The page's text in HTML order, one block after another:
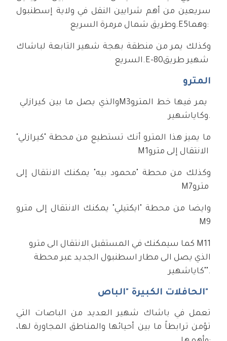
سريعين من أهم شرايين النقل في ولاية إسطنبول
وهما:
E5وطريق شمال مرمرة السريع.
وكذلك يمر من منطقة بهجة شهير التابعة لباشاك
E-80السريع.
المترو
M3
وكاياشهير.
ما يميز هذا المترو أنك تستطيع من محطة "كيرازلي"
M1
وكذلك من محطة "محمود بيه" يمكنك الانتقال إلى
M7
وايضا من محطة "ايكتيلي" يمكنك الانتقال إلى مترو
M9
كما سيمكنك في المستقبل الانتقال الى مترو M11
الذي يصل الى مطار اسطنبول الجديد عبر محطة
"كاياشهير".
الحافلات الكبيرة "الباص"
تعمل في باشاك شهير العديد من الباصات التي
تؤمن ترابطاً ما بين أحيائها والمناطق المجاورة لها،